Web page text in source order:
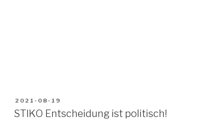
VERÖFFENTLICHT
AM
2021-08-19
STIKO Entscheidung ist politisch!